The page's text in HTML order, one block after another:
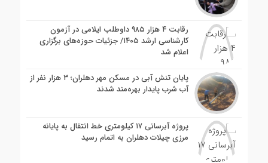
رقابت ۴ هزار ۹۸۵ داوطلب ایلامی در آزمون
کارشناسی ارشد ۱۴۰۵/ جزئیات حوزه‌های برگزاری
اعلام شد
پایان تنش آبی در مسکن مهر دهلران؛ ۳ هزار نفر از
آب شرب پایدار بهره‌مند شدند
پروژه آبرسانی ۱۷ کیلومتری خط انتقال به پایانه
مرزی چیلات دهلران به اتمام رسید